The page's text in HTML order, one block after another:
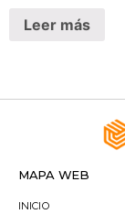
Leer más
MAPA WEB
INICIO